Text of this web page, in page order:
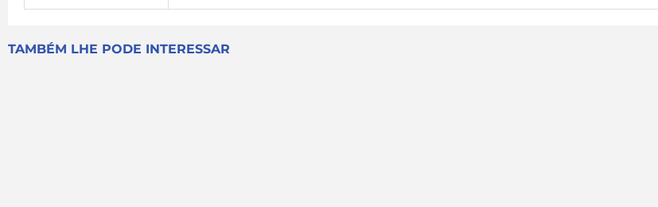
TAMBÉM LHE PODE INTERESSAR